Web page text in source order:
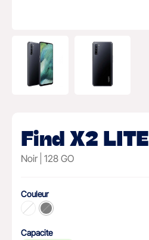
Find X2 LITE
Noir 128 GO
Couleur
Capacite